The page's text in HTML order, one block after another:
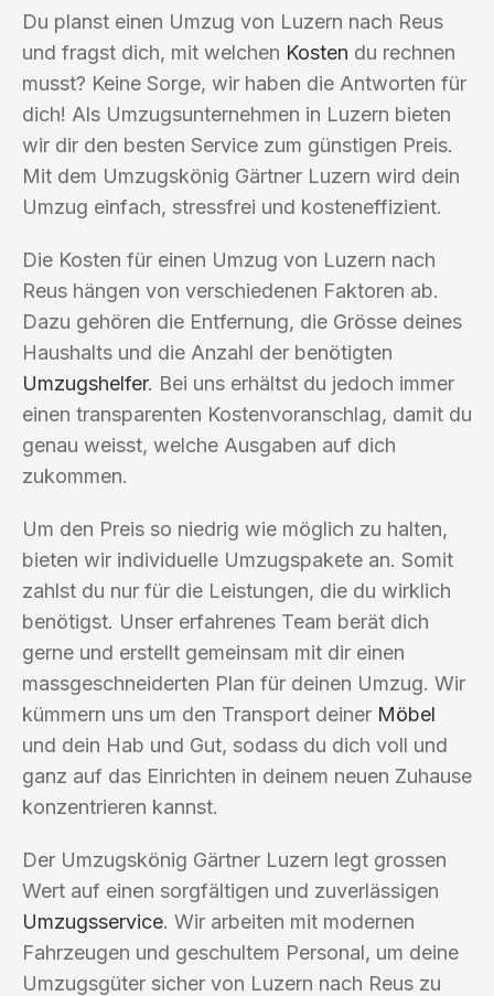
Du planst einen Umzug von Luzern nach Reus
und fragst dich, mit welchen Kosten du rechnen
musst? Keine Sorge, wir haben die Antworten für
dich! Als Umzugsunternehmen in Luzern bieten
wir dir den besten Service zum günstigen Preis.
Mit dem Umzugskönig Gärtner Luzern wird dein
Umzug einfach, stressfrei und kosteneffizient.
Die Kosten für einen Umzug von Luzern nach
Reus hängen von verschiedenen Faktoren ab.
Dazu gehören die Entfernung, die Grösse deines
Haushalts und die Anzahl der benötigten
Umzugshelfer. Bei uns erhältst du jedoch immer
einen transparenten Kostenvoranschlag, damit du
genau weisst, welche Ausgaben auf dich
zukommen.
Um den Preis so niedrig wie möglich zu halten,
bieten wir individuelle Umzugspakete an. Somit
zahlst du nur für die Leistungen, die du wirklich
benötigst. Unser erfahrenes Team berät dich
gerne und erstellt gemeinsam mit dir einen
massgeschneiderten Plan für deinen Umzug. Wir
kümmern uns um den Transport deiner Möbel
und dein Hab und Gut, sodass du dich voll und
ganz auf das Einrichten in deinem neuen Zuhause
konzentrieren kannst.
Der Umzugskönig Gärtner Luzern legt grossen
Wert auf einen sorgfältigen und zuverlässigen
Umzugsservice. Wir arbeiten mit modernen
Fahrzeugen und geschultem Personal, um deine
Umzugsgüter sicher von Luzern nach Reus zu